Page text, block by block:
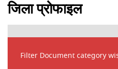
जिला प्रोफाइल
Filter Document category